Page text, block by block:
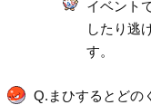
イベント
したり逃
す。
Q.まひするとどの